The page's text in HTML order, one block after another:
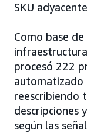
SKU
Como base
procesó 222
automatizado
reescribiendo
descripciones
según las